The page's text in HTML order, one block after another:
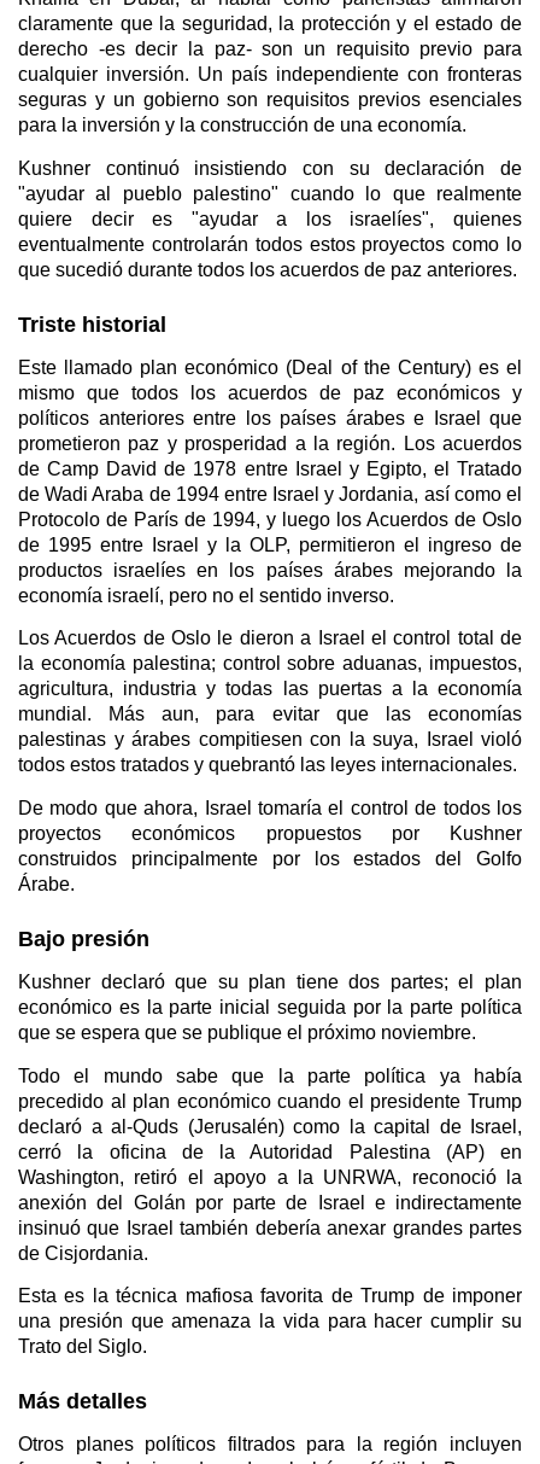
claramente que la seguridad, la protección y el estado de
derecho -es decir la paz- son un requisito previo para
cualquier inversión. Un país independiente con fronteras
seguras y un gobierno son requisitos previos esenciales
para la inversión y la construcción de una economía.
Kushner continuó insistiendo con su declaración de
"ayudar al pueblo palestino" cuando lo que realmente
quiere decir es "ayudar a los israelíes", quienes
eventualmente controlarán todos estos proyectos como lo
que sucedió durante todos los acuerdos de paz anteriores.
Triste historial
Este llamado plan económico (Deal of the Century) es el
mismo que todos los acuerdos de paz económicos y
políticos anteriores entre los países árabes e Israel que
prometieron paz y prosperidad a la región. Los acuerdos
de Camp David de 1978 entre Israel y Egipto, el Tratado
de Wadi Araba de 1994 entre Israel y Jordania, así como el
Protocolo de París de 1994, y luego los Acuerdos de Oslo
de 1995 entre Israel y la OLP, permitieron el ingreso de
productos israelíes en los países árabes mejorando la
economía israelí, pero no el sentido inverso.
Los Acuerdos de Oslo le dieron a Israel el control total de
la economía palestina; control sobre aduanas, impuestos,
agricultura, industria y todas las puertas a la economía
mundial. Más aun, para evitar que las economías
palestinas y árabes compitiesen con la suya, Israel violó
todos estos tratados y quebrantó las leyes internacionales.
De modo que ahora, Israel tomaría el control de todos los
proyectos económicos propuestos por Kushner
construidos principalmente por los estados del Golfo
Árabe.
Bajo presión
Kushner declaró que su plan tiene dos partes; el plan
económico es la parte inicial seguida por la parte política
que se espera que se publique el próximo noviembre.
Todo el mundo sabe que la parte política ya había
precedido al plan económico cuando el presidente Trump
declaró a al-Quds (Jerusalén) como la capital de Israel,
cerró la oficina de la Autoridad Palestina (AP) en
Washington, retiró el apoyo a la UNRWA, reconoció la
anexión del Golán por parte de Israel e indirectamente
insinuó que Israel también debería anexar grandes partes
de Cisjordania.
Esta es la técnica mafiosa favorita de Trump de imponer
una presión que amenaza la vida para hacer cumplir su
Trato del Siglo.
Más detalles
Otros planes políticos filtrados para la región incluyen